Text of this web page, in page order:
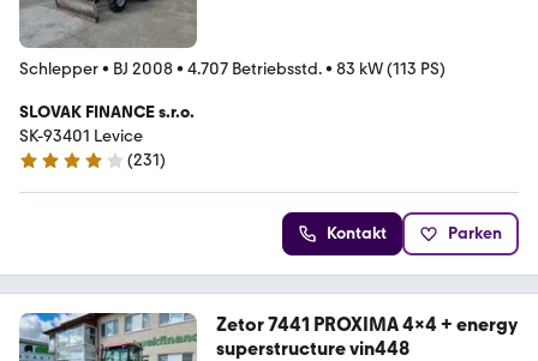
Schlepper• BJ 2008• 4.707 Betriebsstd.• 83 kW (113 PS)
SLOVAK FINANCE s.r.o.
SK-93401 Levice
4.2 Sterne
(231)
Kontakt Parken
Zetor 7441 PROXIMA 4x4 + energy
superstructure vin448